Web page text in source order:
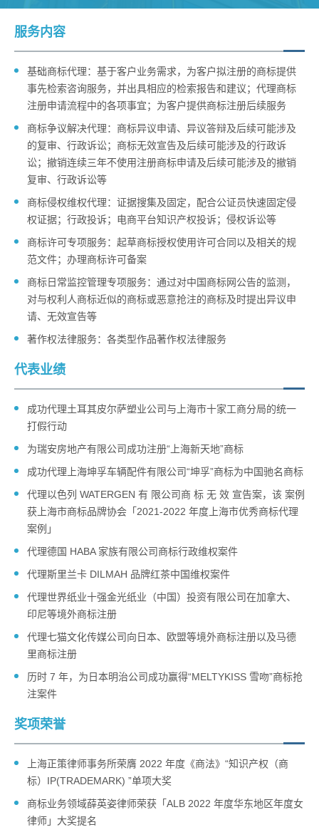
服务内容
基础商标代理：基于客户业务需求，为客户拟注册的商标提供
事先检索咨询服务，并出具相应的检索报告和建议；代理商标
注册申请流程中的各项事宜；为客户提供商标注册后续服务
商标争议解决代理：商标异议申请、异议答辩及后续可能涉及
的复审、行政诉讼；商标无效宣告及后续可能涉及的行政诉
讼；撤销连续三年不使用注册商标申请及后续可能涉及的撤销
复审、行政诉讼等
商标侵权维权代理：证据搜集及固定，配合公证员快速固定侵
权证据；行政投诉；电商平台知识产权投诉；侵权诉讼等
商标许可专项服务：起草商标授权使用许可合同以及相关的规
范文件；办理商标许可备案
商标日常监控管理专项服务：通过对中国商标网公告的监测，
对与权利人商标近似的商标或恶意抢注的商标及时提出异议申
请、无效宣告等
著作权法律服务：各类型作品著作权法律服务
代表业绩
成功代理土耳其皮尔萨塑业公司与上海市十家工商分局的统一
打假行动
为瑞安房地产有限公司成功注册“上海新天地”商标
成功代理上海坤孚车辆配件有限公司“坤孚”商标为中国驰名商标
代理以色列 WATERGEN 有 限公司商 标 无 效 宣告案，该 案例
获上海市商标品牌协会「2021-2022 年度上海市优秀商标代理
案例」
代理德国 HABA 家族有限公司商标行政维权案件
代理斯里兰卡 DILMAH 品牌红茶中国维权案件
代理世界纸业十强金光纸业（中国）投资有限公司在加拿大、
印尼等境外商标注册
代理七猫文化传媒公司向日本、欧盟等境外商标注册以及马德
里商标注册
历时 7 年，为日本明治公司成功赢得“MELTYKISS 雪吻”商标抢
注案件
奖项荣誉
上海正策律师事务所荣膺 2022 年度《商法》“知识产权（商
标）IP(TRADEMARK) ”单项大奖
商标业务领域薛英姿律师荣获「ALB 2022 年度华东地区年度女
律师」大奖提名